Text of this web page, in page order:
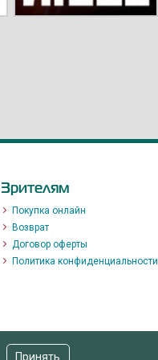
Зрителям
Покупка онлайн
Возврат
Договор оферты
Политика конфиденциальности
Принять